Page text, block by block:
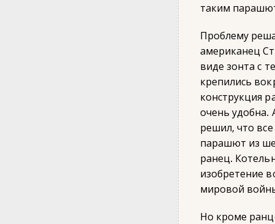
таким
Проблему
американец
виде зонта с
крепились
конструкция
очень удобна.
решил, что
парашют из
ранец.
изобретение
мировой
Но кроме